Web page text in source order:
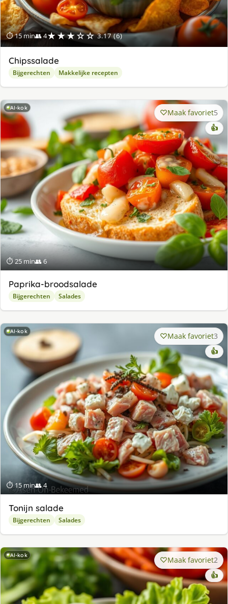
⏱ 15 min👥 4★★★☆☆ 3.17 (6)
Chipssalade
Bijgerechten Makkelijke recepten
AI-kok
⏱ 25 min👥 6
Maak favoriet5
👍
Paprika-broodsalade
Bijgerechten Salades
AI-kok
⏱ 15 min👥 4
Maak favoriet3
👍
Tonijn salade
Bijgerechten Salades
AI-kok Maak favoriet2
👍